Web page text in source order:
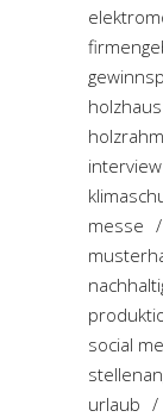
interview
messe
social
urlaub